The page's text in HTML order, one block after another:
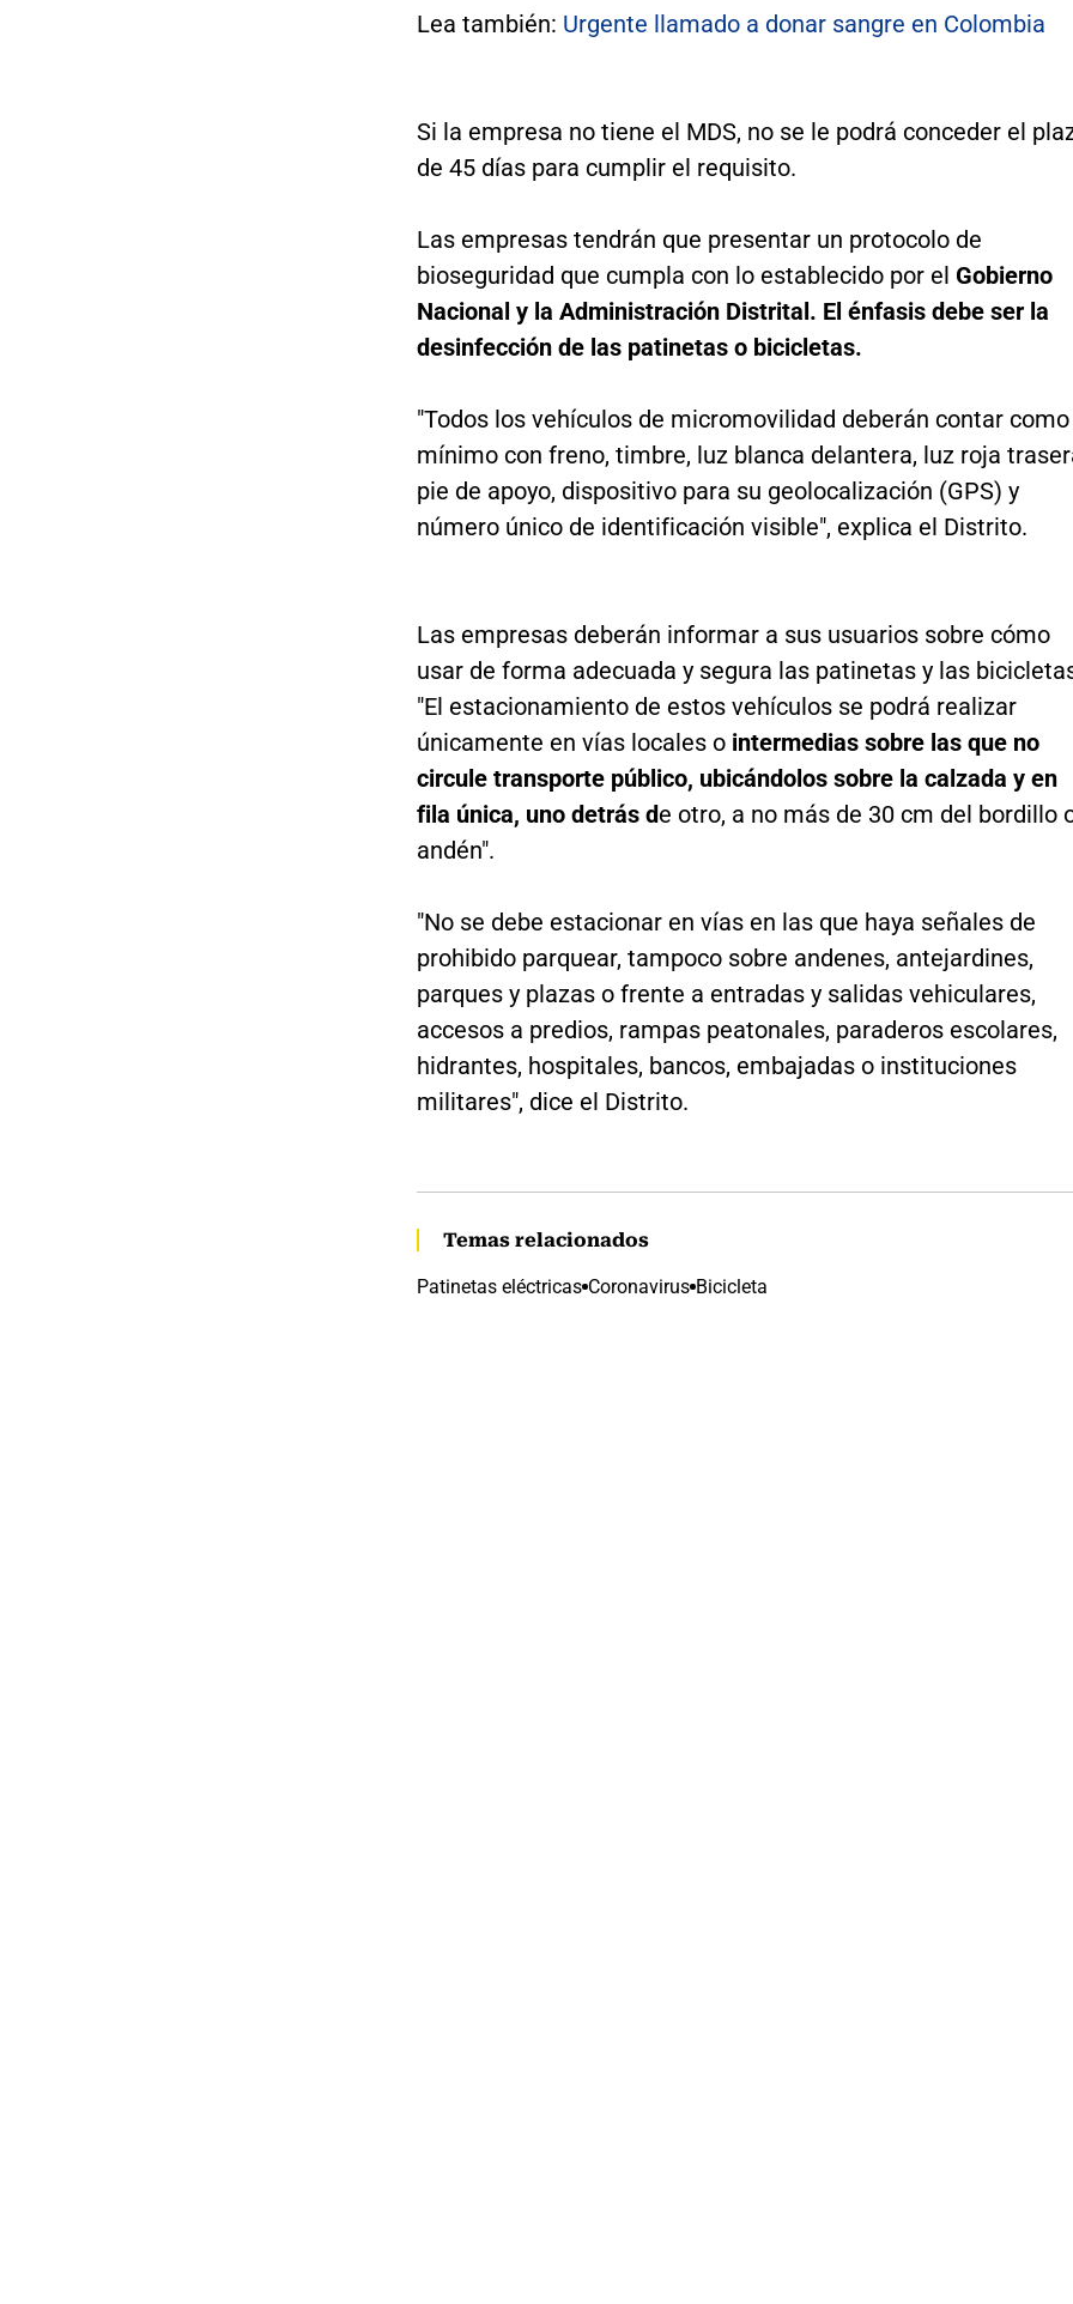
Lea también: Urgente llamado a donar sangre en Colombia
Si la empresa no tiene el MDS, no se le podrá conceder el
de 45 días para cumplir el requisito.
Las empresas tendrán que presentar un protocolo de
bioseguridad que cumpla con lo establecido por el Gobierno
Nacional y la Administración Distrital. El énfasis debe ser la
desinfección de las patinetas o bicicletas.
"Todos los vehículos de micromovilidad deberán contar como
mínimo con freno, timbre, luz blanca delantera, luz roja
pie de apoyo, dispositivo para su geolocalización (GPS) y
número único de identificación visible", explica el Distrito.
Las empresas deberán informar a sus usuarios sobre cómo
usar de forma adecuada y segura las patinetas y las
"El estacionamiento de estos vehículos se podrá realizar
únicamente en vías locales o intermedias sobre las que no
circule transporte público, ubicándolos sobre la calzada y en
fila única, uno detrás de otro, a no más de 30 cm del bordillo
andén".
"No se debe estacionar en vías en las que haya señales de
prohibido parquear, tampoco sobre andenes, antejardines,
parques y plazas o frente a entradas y salidas vehiculares,
accesos a predios, rampas peatonales, paraderos escolares,
hidrantes, hospitales, bancos, embajadas o instituciones
militares", dice el Distrito.
Temas relacionados
Patinetas eléctricas Coronavirus Bicicleta